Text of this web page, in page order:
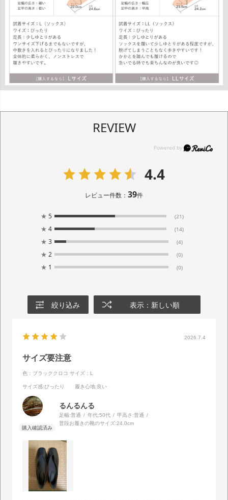
REVIEW
4.4
レビュー件数： 39件
★ 5 (21)
★ 4 (14)
★ 3 (4)
★ 2 (0)
★ 1 (0)
絞り込み 表示：新しい順
2026.7.4
サイズ要注意
色：ブラッククロコ サイズ：L
サイズ感:ぴったり 履き心地:良い
るんるんる
足幅:普通 年代:50代 甲高さ:普通
普段お履きの靴のサイズ:24.0cm